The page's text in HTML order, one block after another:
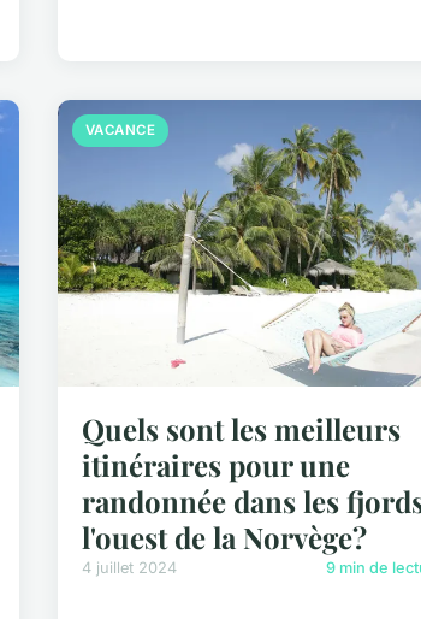
VACANCE
Quels sont les meilleurs
itinéraires pour une
randonnée dans les
l'ouest de la Norvège?
4 juillet 2024 9 min de